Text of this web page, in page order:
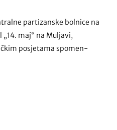
partizanske bolnice na
maj“ na Muljavi,
posjetama spomen-